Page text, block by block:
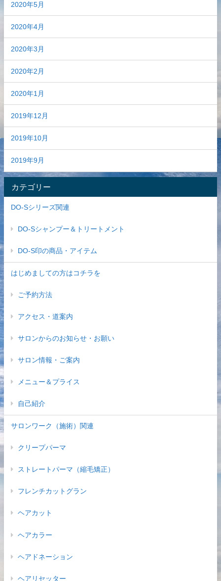
2020年5月
2020年4月
2020年3月
2020年2月
2020年1月
2019年12月
2019年10月
2019年9月
カテゴリー
DO-Sシリーズ関連
DO-Sシャンプー＆トリートメント
DO-S印の商品・アイテム
はじめましての方はコチラを
ご予約方法
アクセス・道案内
サロンからのお知らせ・お願い
サロン情報・ご案内
メニュー＆プライス
自己紹介
サロンワーク（施術）関連
クリープパーマ
ストレートパーマ（縮毛矯正）
フレンチカットグラン
ヘアカット
ヘアカラー
ヘアドネーション
ヘアリセッター